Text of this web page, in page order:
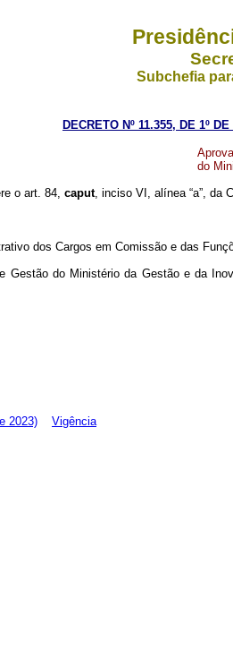
Subchefia
DECRETO Nº 11.355, DE 1º
do
o art. 84, caput, inciso VI, alínea “a”, da
dos Cargos em Comissão e das
Gestão do Ministério da Gestão e da
2023)
Vigência